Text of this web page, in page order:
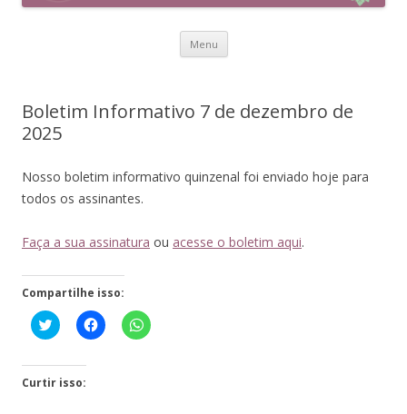
Menu Pular
Boletim Informativo 7 de dezembro de
2025
Nosso boletim informativo quinzenal foi enviado hoje para
todos os assinantes.
Faça a sua assinatura ou acesse o boletim aqui.
Compartilhe isso:
Click
to
Twitter(abre
em
Clique
para
Clique
para
Curtir isso: